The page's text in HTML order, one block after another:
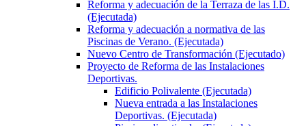
Reforma y adecuación de la Terraza de las I.D.
(Ejecutada)
Reforma y adecuación a normativa de las
Piscinas de Verano. (Ejecutada)
Nuevo Centro de Transformación (Ejecutado)
Proyecto de Reforma de las Instalaciones
Deportivas.
Edificio Polivalente (Ejecutada)
Nueva entrada a las Instalaciones
Deportivas. (Ejecutada)